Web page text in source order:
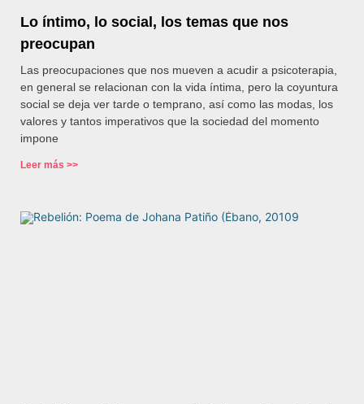
Lo íntimo, lo social, los temas que nos
preocupan
Las preocupaciones que nos mueven a acudir a psicoterapia,
en general se relacionan con la vida íntima, pero la coyuntura
social se deja ver tarde o temprano, así como las modas, los
valores y tantos imperativos que la sociedad del momento
impone
Leer más >>